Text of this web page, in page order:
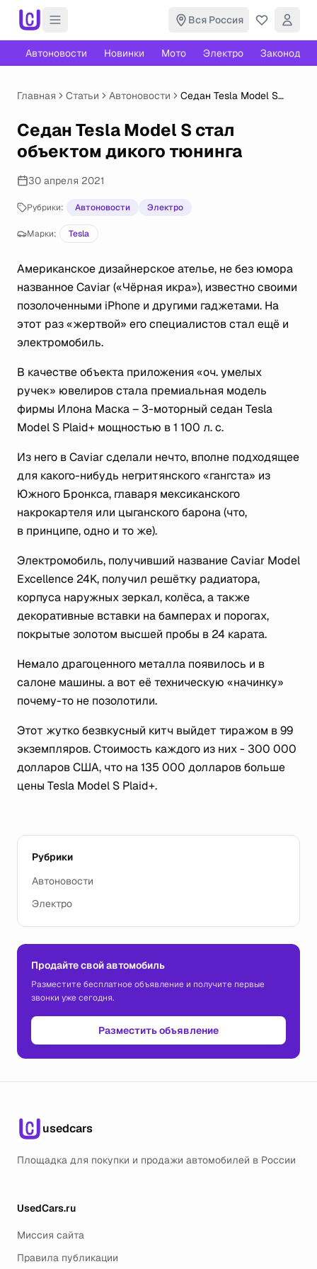
Вся Россия
Автоновости Новинки Мото Электро
Главная Статьи Автоновости
Седан Tesla Model S
тюнинга
Седан Tesla Model S стал
объектом дикого тюнинга
30 апреля 2021
Рубрики: Автоновости Электро
Марки: Tesla
Американское дизайнерское ателье, не без юмора
названное Caviar («Чёрная икра»), известно своими
позолоченными iPhone и другими гаджетами. На
этот раз «жертвой» его специалистов стал ещё и
электромобиль.
В качестве объекта приложения «оч. умелых
ручек» ювелиров стала премиальная модель
фирмы Илона Маска – 3-моторный седан Tesla
Model S Plaid+ мощностью в 1 100 л. с.
Из него в Caviar сделали нечто, вполне подходящее
для какого-нибудь негритянского «гангста» из
Южного Бронкса, главаря мексиканского
накрокартеля или цыганского барона (что,
в принципе, одно и то же).
Электромобиль, получивший название Caviar Model
Excellence 24K, получил решётку радиатора,
корпуса наружных зеркал, колёса, а также
декоративные вставки на бамперах и порогах,
покрытые золотом высшей пробы в 24 карата.
Немало драгоценного металла появилось и в
салоне машины. а вот её техническую «начинку»
почему-то не позолотили.
Этот жутко безвкусный китч выйдет тиражом в 99
экземпляров. Стоимость каждого из них - 300 000
долларов США, что на 135 000 долларов больше
цены Tesla Model S Plaid+.
Рубрики
Автоновости
Электро
Продайте свой автомобиль
Разместите бесплатное объявление и получите первые
звонки уже сегодня.
Разместить объявление
usedcars
Площадка для покупки и продажи автомобилей в России
UsedCars.ru
Миссия сайта
Правила публикации